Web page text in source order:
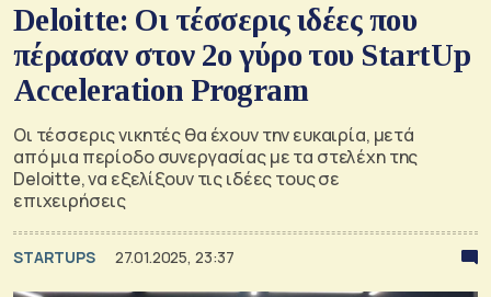
Deloitte: Οι τέσσερις ιδέες που
πέρασαν στον 2ο γύρο του StartUp
Acceleration Program
Οι τέσσερις νικητές θα έχουν την ευκαιρία, μετά
από μια περίοδο συνεργασίας με τα στελέχη της
Deloitte, να εξελίξουν τις ιδέες τους σε
επιχειρήσεις
STARTUPS 27.01.2025, 23:37